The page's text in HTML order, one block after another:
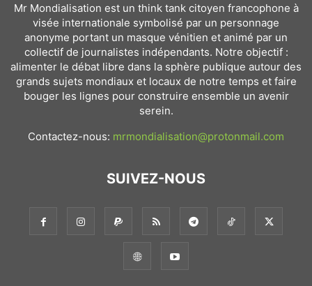
Mr Mondialisation est un think tank citoyen francophone à
visée internationale symbolisé par un personnage
anonyme portant un masque vénitien et animé par un
collectif de journalistes indépendants. Notre objectif :
alimenter le débat libre dans la sphère publique autour des
grands sujets mondiaux et locaux de notre temps et faire
bouger les lignes pour construire ensemble un avenir
serein.
Contactez-nous: mrmondialisation@protonmail.com
SUIVEZ-NOUS